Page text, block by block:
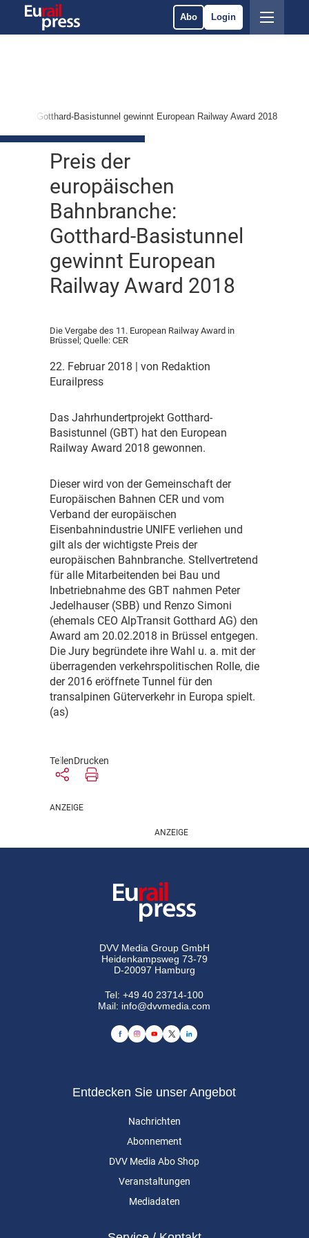
Abo Login
Gotthard-Basistunnel gewinnt European Railway Award 2018
Preis der
europäischen
Bahnbranche:
Gotthard-Basistunnel
gewinnt European
Railway Award 2018
Die Vergabe des 11. European Railway Award in
Brüssel; Quelle: CER
22. Februar 2018
| von Redaktion
Eurailpress
Das Jahrhundertprojekt Gotthard-
Basistunnel (GBT) hat den European
Railway Award 2018 gewonnen.
Dieser wird von der Gemeinschaft der
Europäischen Bahnen CER und vom
Verband der europäischen
Eisenbahnindustrie UNIFE verliehen und
gilt als der wichtigste Preis der
europäischen Bahnbranche. Stellvertretend
für alle Mitarbeitenden bei Bau und
Inbetriebnahme des GBT nahmen Peter
Jedelhauser (SBB) und Renzo Simoni
(ehemals CEO AlpTransit Gotthard AG) den
Award am 20.02.2018 in Brüssel entgegen.
Die Jury begründete ihre Wahl u. a. mit der
überragenden verkehrspolitischen Rolle, die
der 2016 eröffnete Tunnel für den
transalpinen Güterverkehr in Europa spielt.
(as)
TeilenDrucken
DVV Media Group GmbH
Heidenkampsweg 73-79
D-20097 Hamburg
Tel:+49 40 23714-100
Mail: info@dvvmedia.com
Entdecken Sie unser Angebot
Nachrichten
Abonnement
DVV Media Abo Shop
Veranstaltungen
Mediadaten